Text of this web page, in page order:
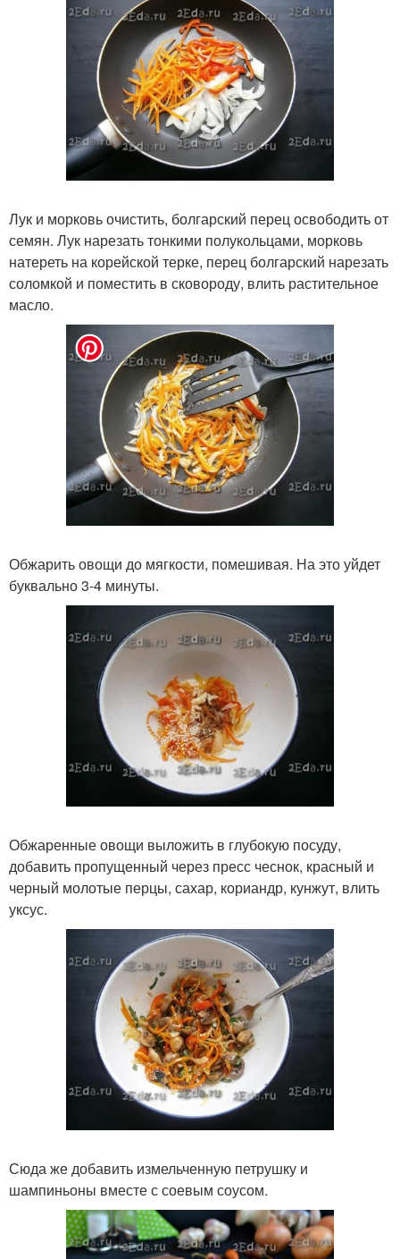
Лук и морковь очистить, болгарский перец освободить от
семян. Лук нарезать тонкими полукольцами, морковь
натереть на корейской терке, перец болгарский нарезать
соломкой и поместить в сковороду, влить растительное
масло.
Обжарить овощи до мягкости, помешивая. На это уйдет
буквально 3-4 минуты.
Обжаренные овощи выложить в глубокую посуду,
добавить пропущенный через пресс чеснок, красный и
черный молотые перцы, сахар, кориандр, кунжут, влить
уксус.
Сюда же добавить измельченную петрушку и
шампиньоны вместе с соевым соусом.